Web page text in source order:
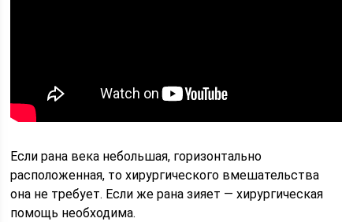
Если рана века небольшая, горизонтально
расположенная, то хирургического вмешательства
она не требует. Если же рана зияет — хирургическая
помощь необходима.